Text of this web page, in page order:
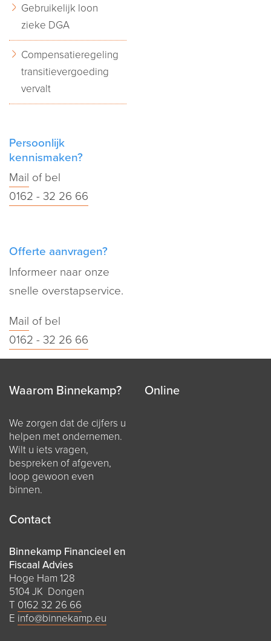
Gebruikelijk loon
zieke DGA
Compensatieregeling
transitievergoeding
vervalt
Persoonlijk
kennismaken?
Mail of bel
0162 - 32 26 66
Offerte aanvragen?
Informeer naar onze
snelle overstapservice.
Mail of bel
0162 - 32 26 66
Waarom Binnekamp?
We zorgen dat de cijfers u
helpen met ondernemen.
Wilt u iets vragen,
bespreken of afgeven,
loop gewoon even
binnen.
Online
Contact
Binnekamp Financieel en
Fiscaal Advies
Hoge Ham 128
5104 JK Dongen
T 0162 32 26 66
E info@binnekamp.eu